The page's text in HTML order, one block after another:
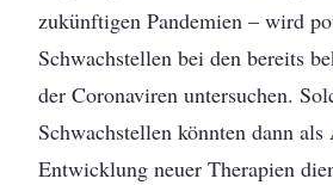
zukünftigen Pandemien – wird
Schwachstellen bei den bereits
der Coronaviren untersuchen.
Schwachstellen könnten dann
Entwicklung neuer Therapien